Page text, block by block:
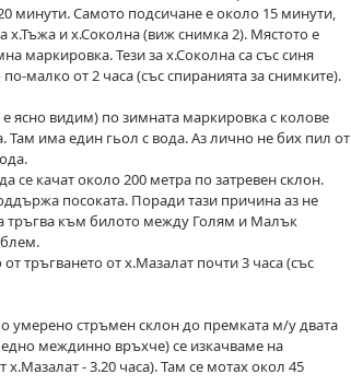
минути. Самото подсичане е около 15 минути,
х.Тъжа и х.Соколна (виж снимка 2). Мястото е
маркировка. Тези за х.Соколна са със синя
малко от 2 часа (със спиранията за снимките).
ясно видим) по зимната маркировка с колове
Там има един гьол с вода. Аз лично не бих пил от
се качат около 200 метра по затревен склон.
посоката. Поради тази причина аз не
тръгва към билото между Голям и Малък
тръгването от х.Мазалат почти 3 часа (със
умерено стръмен склон до премката м/у двата
междинно връхче) се изкачваме на
- 3.20 часа). Там се мотах окол 45